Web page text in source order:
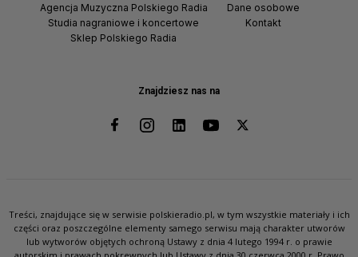
Znajdziesz nas na
Agencja Muzyczna Polskiego Radia
Studia nagraniowe i koncertowe
Sklep Polskiego Radia
Dane osobowe
Kontakt
Treści, znajdujące się w serwisie polskieradio.pl, w tym wszystkie materiały i ich
części oraz poszczególne elementy samego serwisu mają charakter utworów
lub wytworów objętych ochroną Ustawy z dnia 4 lutego 1994 r. o prawie